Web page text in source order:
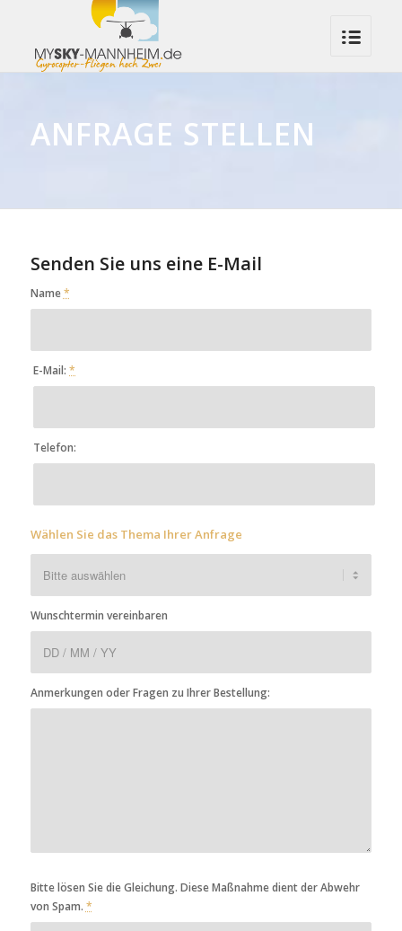
ANFRAGE STELLEN
Senden Sie uns eine E-Mail
Name*
E-Mail:*
Telefon:
Wählen Sie das Thema Ihrer Anfrage
Wunschtermin vereinbaren
Anmerkungen oder Fragen zu Ihrer Bestellung:
Bitte lösen Sie die Gleichung. Diese Maßnahme dient der Abwehr
von Spam. *